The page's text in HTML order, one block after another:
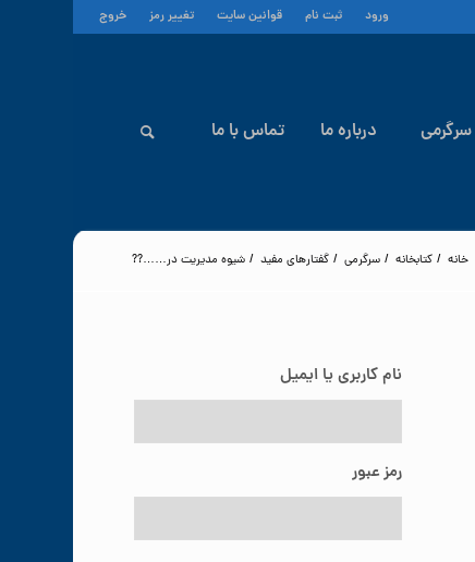
ورود ثبت نام قوانین سایت تغییر رمز خروج
سرگرمی درباره ما تماس با ما
خانه / کتابخانه / سرگرمی / گفتارهای مفید / شيوه مديريت در……??
نام کاربری یا ایمیل
رمز عبور